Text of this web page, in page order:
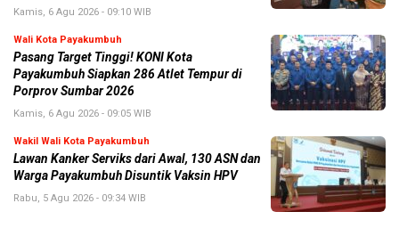
Kamis, 6 Agu 2026 - 09:10 WIB
Wali Kota Payakumbuh
Pasang Target Tinggi! KONI Kota
Payakumbuh Siapkan 286 Atlet Tempur di
Porprov Sumbar 2026
Kamis, 6 Agu 2026 - 09:05 WIB
Wakil Wali Kota Payakumbuh
Lawan Kanker Serviks dari Awal, 130 ASN dan
Warga Payakumbuh Disuntik Vaksin HPV
Rabu, 5 Agu 2026 - 09:34 WIB